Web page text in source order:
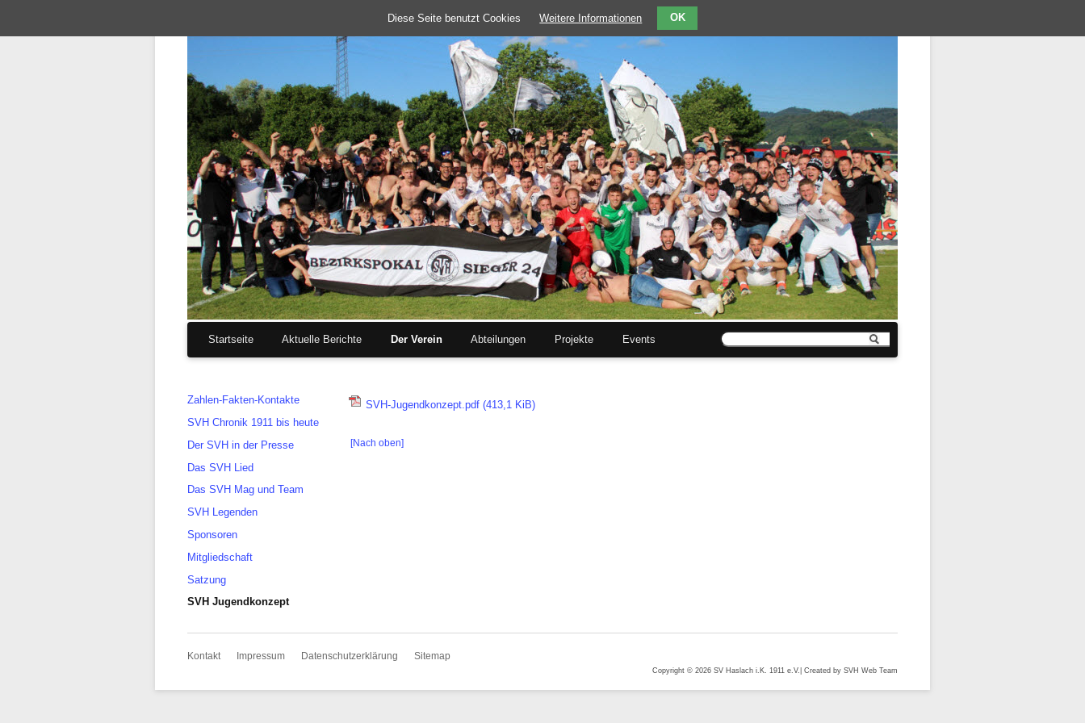
Navigation
Startseite Aktuelle Berichte Der Verein Abteilungen Projekte Events
SVH-Jugendkonzept.pdf(413,1 KiB)
[Nach oben]
Navigation
Zahlen-Fakten-Kontakte
SVH Chronik 1911 bis heute
Der SVH in der Presse
Das SVH Lied
Das SVH Mag und Team
SVH Legenden
Sponsoren
Mitgliedschaft
Satzung
SVH Jugendkonzept
Navigation
Kontakt Impressum Datenschutzerklärung Sitemap
Copyright © 2026 SV Haslach i.K. 1911 e.V.| Created by SVH Web Team
Diese Seite benutzt Cookies Weitere Informationen OK